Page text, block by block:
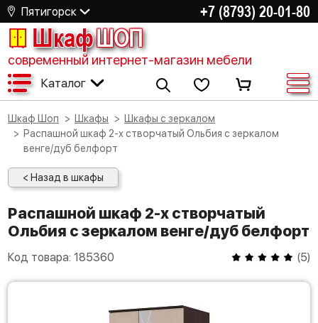
Пятигорск +7 (8793) 20-01-80
ШкафШОП
современный интернет-магазин мебели
Каталог
Шкаф Шоп Шкафы
Шкафы с зеркалом
Распашной шкаф 2-х створчатый Ольбия с зеркалом
венге/дуб белфорт
< Назад в шкафы
Распашной шкаф 2-х створчатый
Ольбия с зеркалом венге/дуб белфорт
Код товара: 185360 (5)